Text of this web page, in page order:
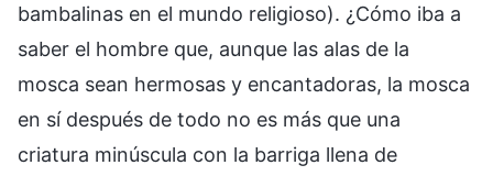
bambalinas en el mundo religioso). ¿Cómo iba a
saber el hombre que, aunque las alas de la
mosca sean hermosas y encantadoras, la mosca
en sí después de todo no es más que una
criatura minúscula con la barriga llena de